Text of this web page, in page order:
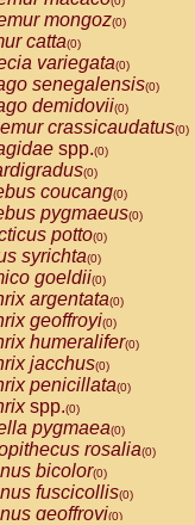
fusca(0)
seniculus
spp.(0)
belzebuth(0)
geoffroyi(0)
paniscus(0)
spp.(0)
lagothricha
lagothricha cana
calvus
cupreus
donacophilus
moloch
torquatus
spp.(0)
satanas(0)
monachus
pithecia(0)
Cercocebus agilis
Cercocebus
Cercocebus
Cercocebus
Cercocebus
Cercocebushybrid
mongoz(0)
catta(0)
variegata(0)
senegalensis(0)
demidovii(0)
crassicaudatus(0)
spp.(0)
(0)
coucang(0)
pygmaeus(0)
potto(0)
syrichta(0)
goeldii(0)
argentata(0)
geoffroyi(0)
humeralifer(0)
jacchus(0)
penicillata(0)
spp.(0)
pygmaea(0)
rosalia(0)
bicolor(0)
fuscicollis(0)
geoffroyi(0)